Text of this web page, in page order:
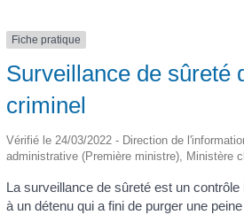
Fiche pratique
Surveillance de sûreté
criminel
Vérifié le 24/03/2022 - Direction de
administrative (Première ministre), Ministère
La surveillance de sûreté est un
à un détenu qui a fini de purger une